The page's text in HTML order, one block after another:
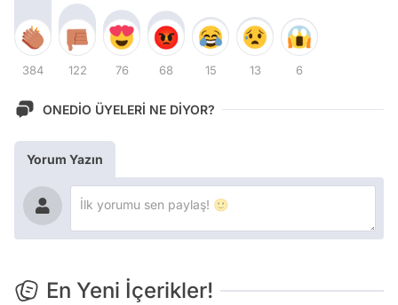
384 122 76 68 15 13 6
ONEDİO ÜYELERİ NE DİYOR?
Yorum Yazın
En Yeni İçerikler!